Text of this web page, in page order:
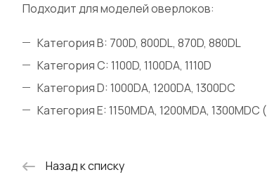
Подходит для моделей оверлоков:
Категория B: 700D, 800DL, 870D, 880DL
Категория C: 1100D, 1100DA, 1110D
Категория D: 1000DA, 1200DA, 1300DC
Категория E: 1150MDA, 1200MDA,
Назад к списку